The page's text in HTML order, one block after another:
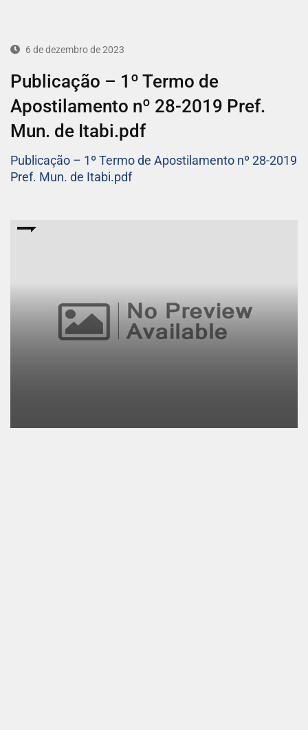
6 de dezembro de 2023
Publicação – 1º Termo de
Apostilamento nº 28-2019 Pref.
Mun. de Itabi.pdf
Publicação – 1º Termo de Apostilamento nº 28-2019
Pref. Mun. de Itabi.pdf